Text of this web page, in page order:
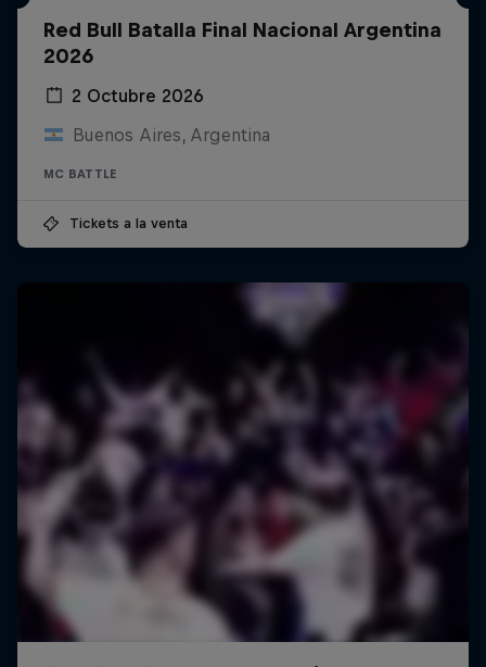
Red Bull Batalla Final Nacional Argentina
2026
2 Octubre 2026
Buenos Aires, Argentina
MC BATTLE
Tickets a la venta